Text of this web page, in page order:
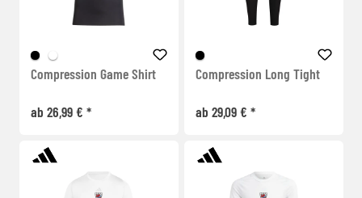
Compression Game Shirt
ab 26,99 € *
Compression Long Tight
ab 29,09 € *